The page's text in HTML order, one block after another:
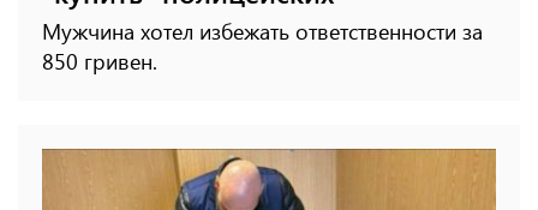
Мужчина хотел избежать ответственности за
850 гривен.